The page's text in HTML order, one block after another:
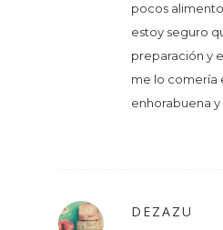
pocos
estoy seguro
preparación y
me lo comería
enhorabuena y
DEZAZU